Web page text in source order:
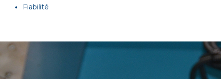
Fiabilité